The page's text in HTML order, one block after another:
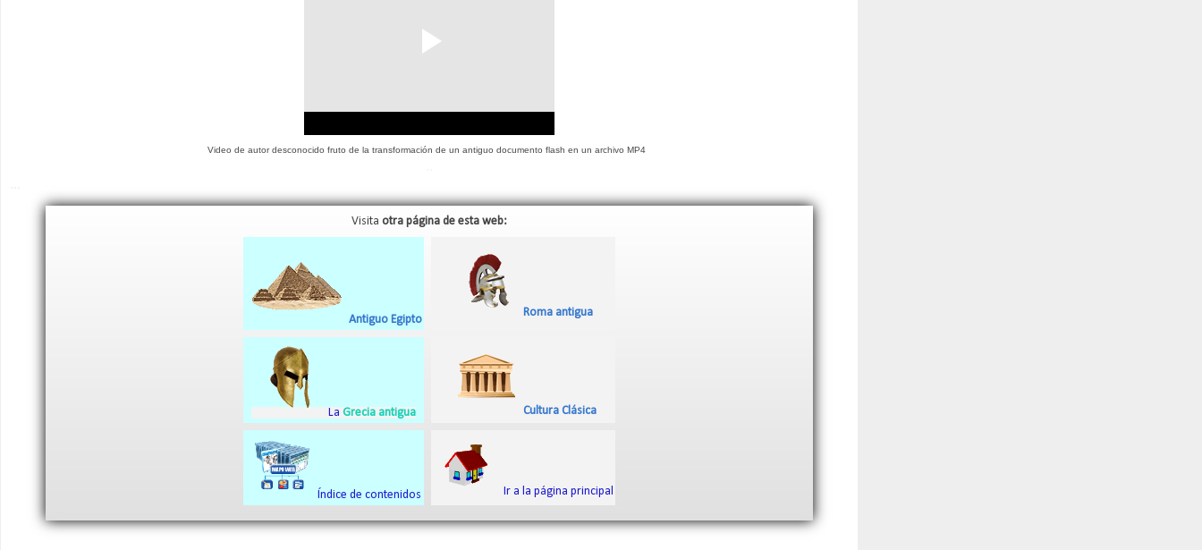
Video de autor desconocido fruto de la transformación de un antiguo documento flash en un archivo MP4
Visita otra página de esta web:
Antiguo Egipto
Roma antigua
La Grecia antigua Cultura Clásica
Índice de contenidos Ir a la página principal